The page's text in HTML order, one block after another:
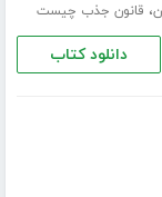
، قانون جذب چیست
دانلود کتاب